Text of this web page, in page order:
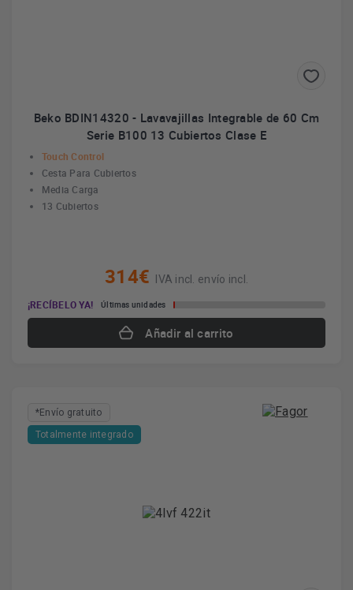
Beko BDIN14320 - Lavavajillas Integrable de 60 Cm
Serie B100 13 Cubiertos Clase E
Touch Control
Cesta Para Cubiertos
Media Carga
13 Cubiertos
314€
IVA incl. envío incl.
¡RECÍBELO YA!
Últimas unidades
Añadir al carrito
*Envío gratuito
Totalmente integrado